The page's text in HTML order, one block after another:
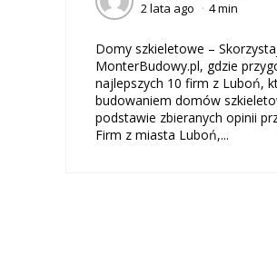
by
2 lata ago
4 min
Domy szkieletowe –
MonterBudowy.pl, gdzie
najlepszych 10 firm z Luboń,
budowaniem domów
podstawie zbieranych opinii
Firm z miasta Luboń,...